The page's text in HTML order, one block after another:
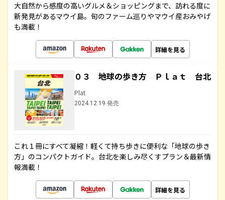
大自然から感度の高いグルメ＆ショッピングまで、訪れる度に
新発見があるマウイ島。旬のファーム巡りやマウイ産おみやげ
も満載！
詳細を見る
０３ 地球の歩き方 Ｐｌａｔ 台北
Plat
2024.12.19 発売
これ１冊にすべて凝縮！軽くて持ち歩きに便利な「地球の歩き
方」のコンパクトガイド。台北を楽しみ尽くすプラン＆最新情
報満載！
詳細を見る